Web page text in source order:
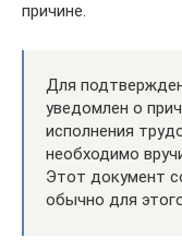
причине.
Для
уведомлен о
исполнения
необходимо
Этот документ
обычно для